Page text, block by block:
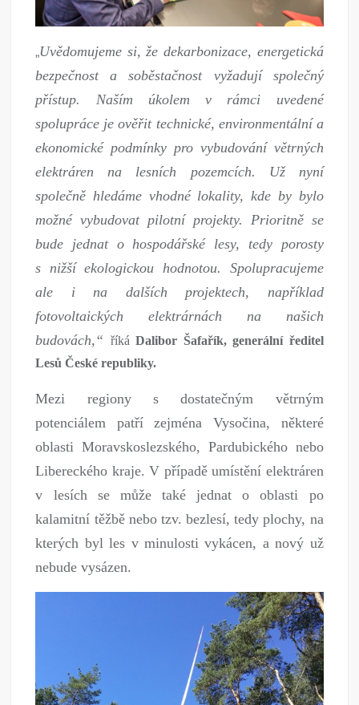
„Uvědomujeme si, že dekarbonizace, energetická
bezpečnost a soběstačnost vyžadují společný
přístup. Naším úkolem v rámci uvedené
spolupráce je ověřit technické, environmentální a
ekonomické podmínky pro vybudování větrných
elektráren na lesních pozemcích. Už nyní
společně hledáme vhodné lokality, kde by bylo
možné vybudovat pilotní projekty. Prioritně se
bude jednat o hospodářské lesy, tedy porosty
s nižší ekologickou hodnotou. Spolupracujeme
ale i na dalších projektech, například
fotovoltaických elektrárnách na našich
budovách,“ říkáDalibor Šafařík, generální ředitel
Lesů České republiky.
Mezi regiony s dostatečným větrným
potenciálem patří zejména Vysočina, některé
oblasti Moravskoslezského, Pardubického nebo
Libereckého kraje. V případě umístění elektráren
v lesích se může také jednat o oblasti po
kalamitní těžbě nebo tzv. bezlesí, tedy plochy, na
kterých byl les v minulosti vykácen, a nový už
nebude vysázen.